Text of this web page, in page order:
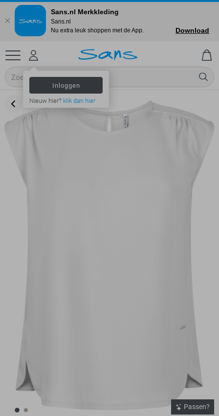
Inloggen
Nieuw hier? klik dan hier
Passen?
Sans.nl Merkkleding
Sans.nl
Nu extra leuk shoppen met de App.
Download